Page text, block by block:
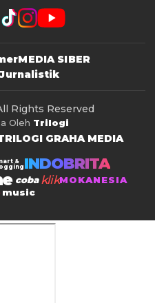
MEDIA SIBER
Rights Reserved
Oleh Trilogi
GRAHA MEDIA
&
INDOBRITA
coba klikMOKANESIA
music